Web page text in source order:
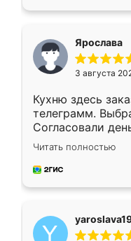
Ярослава
3 августа
Кухню здесь
телеграмм.
Согласовали
недели кухня
довольны
мебель за
Читать полностью